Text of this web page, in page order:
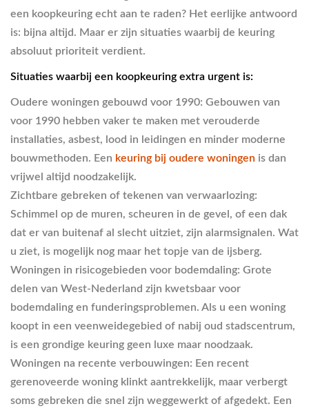
een koopkeuring echt aan te raden? Het eerlijke antwoord
is: bijna altijd. Maar er zijn situaties waarbij de keuring
absoluut prioriteit verdient.
Situaties waarbij een koopkeuring extra urgent is:
Oudere woningen gebouwd voor 1990: Gebouwen van
voor 1990 hebben vaker te maken met verouderde
installaties, asbest, lood in leidingen en minder moderne
bouwmethoden. Een keuring bij oudere woningen is dan
vrijwel altijd noodzakelijk.
Zichtbare gebreken of tekenen van verwaarlozing:
Schimmel op de muren, scheuren in de gevel, of een dak
dat er van buitenaf al slecht uitziet, zijn alarmsignalen. Wat
u ziet, is mogelijk nog maar het topje van de ijsberg.
Woningen in risicogebieden voor bodemdaling: Grote
delen van West-Nederland zijn kwetsbaar voor
bodemdaling en funderingsproblemen. Als u een woning
koopt in een veenweidegebied of nabij oud stadscentrum,
is een grondige keuring geen luxe maar noodzaak.
Woningen na recente verbouwingen: Een recent
gerenoveerde woning klinkt aantrekkelijk, maar verbergt
soms gebreken die snel zijn weggewerkt of afgedekt. Een